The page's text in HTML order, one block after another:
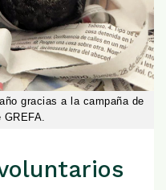
gracias a la campaña de
GREFA.